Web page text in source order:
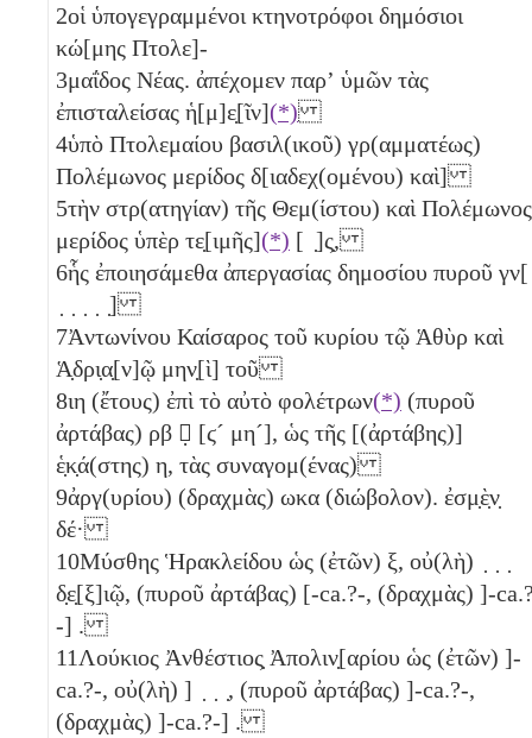
2οἱ ὑπογεγραμμένοι κτηνοτρόφοι δημόσιοι
κώ[μης Πτολε]-
3μαΐδος Νέας. ἀπέχομεν παρʼ ὑμῶν τὰς
ἐπισταλείσας ἡ[μ]ε̣[ῖν](*)
4ὑπὸ Πτολεμαίου βασιλ(ικοῦ) γρ(αμματέως)
Πολέμωνος μερίδος δ[ιαδεχ(ομένου) καὶ]
5τὴν στρ(ατηγίαν) τῆς Θεμ(ίστου) καὶ Πολέμωνος
μερίδος ὑπὲρ τε̣[ιμῆς](*) [ ̣]ς̣,
6ἧς ἐποιησάμεθα ἀπεργασίας δημοσίου πυροῦ γν[
̣ ̣ ̣ ̣ ̣]
7Ἀντωνίνου Καίσαρος τοῦ κυρίου τῷ Ἁθὺρ καὶ
Ἁ̣δρι̣α̣[ν]ῷ μην̣[ὶ] τοῦ
8ιη (ἔτους) ἐπὶ τὸ αὐτὸ φολέτρων(*) (πυροῦ
ἀρτάβας) ρβ 𐅵̣ [ϛ´ μη´], ὡς τῆς [(ἀρτάβης)]
ἑ̣κ̣ά(στης) η, τὰς συναγομ(ένας)
9ἀργ(υρίου) (δραχμὰς) ωκα (διώβολον). ἐσμ̣ὲ̣ν̣
δέ·
10Μύσθης Ἡρακλείδου ὡς (ἐτῶν) ξ, οὐ(λὴ) ̣ ̣ ̣
δ̣ε̣[ξ]ιῷ, (πυροῦ ἀρτάβας) [-ca.?-, (δραχμὰς) ]-
-] .
11Λούκιος Ἀνθέστιος̣ Ἀπολιν̣[αρίου ὡς (ἐτῶν) ]-
ca.?-, οὐ(λὴ) ] ̣ ̣ ̣, (πυροῦ ἀρτάβας) ]-ca.?-,
(δραχμὰς) ]-ca.?-] .